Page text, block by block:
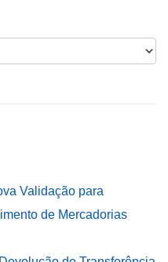
Validação para
de Mercadorias